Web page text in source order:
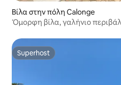
Βίλα στην πόλη Calonge
Όμορφη βίλα, γαλήνιο
Superhost
Superhost